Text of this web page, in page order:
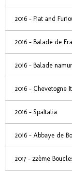
2016 - Fiat and
2016 - Balade de
2016 - Balade
2016 - Chevetogne
2016 - SpaItalia
2016 - Abbaye de
2017 - 22ème